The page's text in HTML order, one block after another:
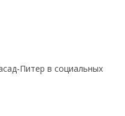
Питер в социальных